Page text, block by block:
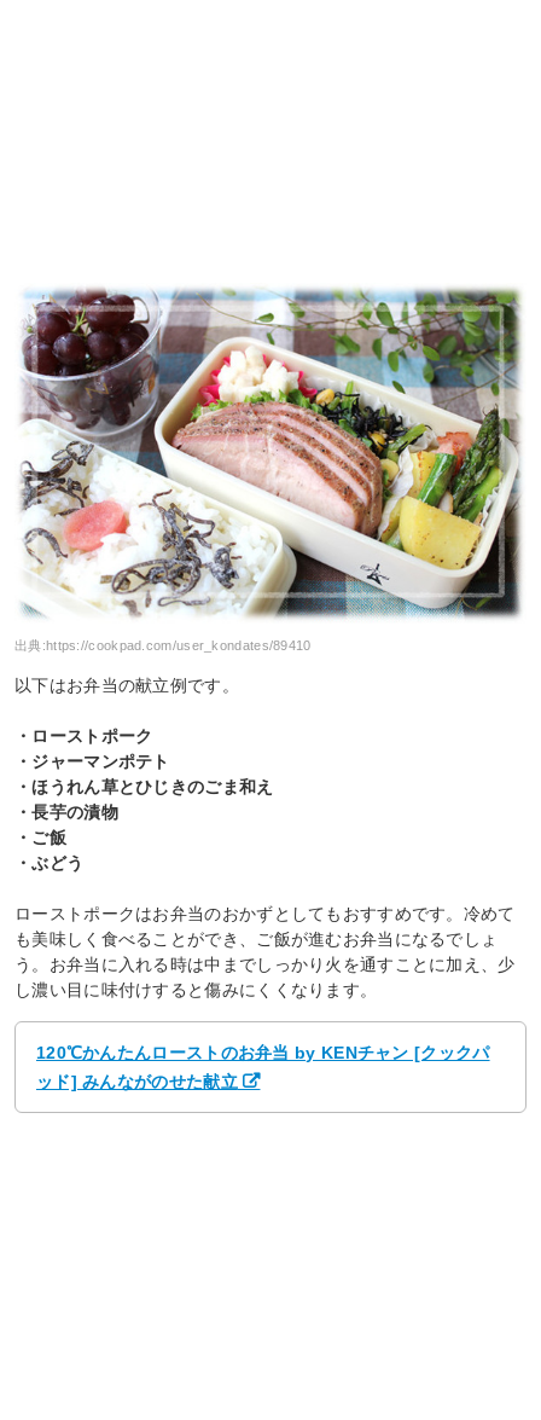
出典: https://cookpad.com/user_kondates/89410
以下はお弁当の献立例です。
・ローストポーク
・ジャーマンポテト
・ほうれん草とひじきのごま和え
・長芋の漬物
・ご飯
・ぶどう
ローストポークはお弁当のおかずとしてもおすすめです。冷めて
も美味しく食べることができ、ご飯が進むお弁当になるでしょ
う。お弁当に入れる時は中までしっかり火を通すことに加え、少
し濃い目に味付けすると傷みにくくなります。
120℃かんたんローストのお弁当 by KENチャン [クックパ
ッド] みんながのせた献立